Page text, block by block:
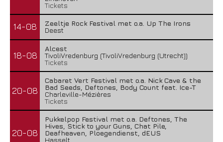
Tickets
14-08
Zeeltje Rock Festival met o.a. Up The Irons
Deest
18-08
Alcest
TivoliVredenburg (TivoliVredenburg (Utrecht))
Tickets
20-08
Cabaret Vert Festival met o.a. Nick Cave & the
Bad Seeds, Deftones, Body Count feat. Ice-T
Charleville-Mézières
Tickets
20-08
Pukkelpop Festival met o.a. Deftones, The
Hives, Stick to your Guns, Chat Pile,
Deafheaven, Ploegendienst, dEUS
Hasselt